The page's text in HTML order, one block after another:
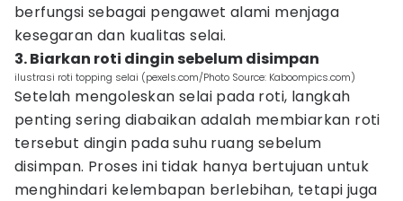
berfungsi sebagai pengawet alami menjaga
kesegaran dan kualitas selai.
3. Biarkan roti dingin sebelum disimpan
ilustrasi roti topping selai (pexels.com/Photo Source: Kaboompics.com)
Setelah mengoleskan selai pada roti, langkah
penting sering diabaikan adalah membiarkan roti
tersebut dingin pada suhu ruang sebelum
disimpan. Proses ini tidak hanya bertujuan untuk
menghindari kelembapan berlebihan, tetapi juga